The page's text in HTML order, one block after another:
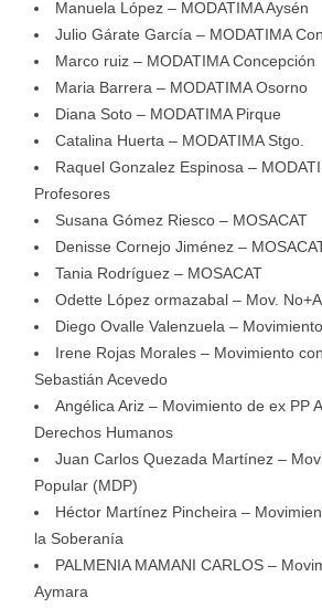
Manuela López – MODATIMA Aysén
Julio Gárate García – MODATIMA
Marco ruiz – MODATIMA Concepción
Maria Barrera – MODATIMA Osorno
Diana Soto – MODATIMA Pirque
Catalina Huerta – MODATIMA Stgo.
Raquel Gonzalez Espinosa –
Profesores
Susana Gómez Riesco – MOSACAT
Denisse Cornejo Jiménez –
Tania Rodríguez – MOSACAT
Odette López ormazabal – Mov.
Diego Ovalle Valenzuela –
Irene Rojas Morales – Movimiento
Sebastián Acevedo
Angélica Ariz – Movimiento de ex PP
Derechos Humanos
Juan Carlos Quezada Martínez –
Popular (MDP)
Héctor Martínez Pincheira –
la Soberanía
PALMENIA MAMANI CARLOS –
Aymara